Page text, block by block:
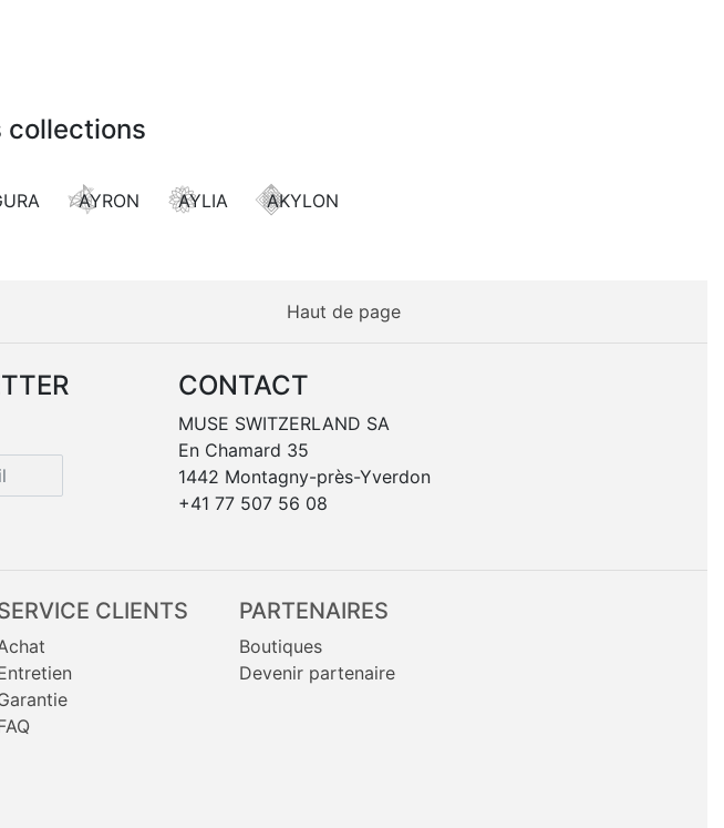
collections
AYRON AYLIA AKYLON
Haut de page
CONTACT
MUSE SWITZERLAND SA
En Chamard 35
1442 Montagny-près-Yverdon
+41 77 507 56 08
CLIENTS PARTENAIRES
Boutiques
Devenir partenaire